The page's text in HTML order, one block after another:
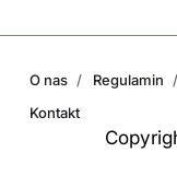
O nas Regulamin
Kontakt